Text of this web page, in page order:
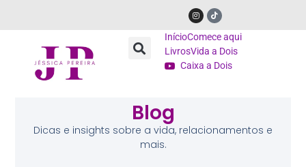
InícioComece aqui
LivrosVida a Dois
Caixa a Dois
Blog
Dicas e insights sobre a vida, relacionamentos e
mais.